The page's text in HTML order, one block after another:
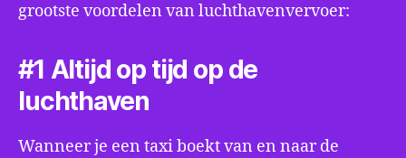
grootste voordelen van luchthavenvervoer:
#1 Altijd op tijd op de
luchthaven
Wanneer je een taxi boekt van en naar de